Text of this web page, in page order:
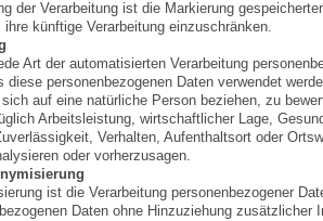
der Verarbeitung ist die Markierung
künftige Verarbeitung einzuschränken.
Art der automatisierten Verarbeitung
diese personenbezogenen Daten verwendet
auf eine natürliche Person beziehen, zu
Arbeitsleistung, wirtschaftlicher Lage,
Verhalten, Aufenthaltsort oder
oder vorherzusagen.
ist die Verarbeitung personenbezogener
Daten ohne Hinzuziehung zusätzlicher